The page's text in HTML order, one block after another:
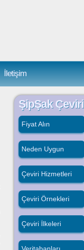
İletişim
ŞipŞak Çeviri
Fiyat Alın
Neden Uygun
Çeviri Hizmetleri
Çeviri Örnekleri
Çeviri İlkeleri